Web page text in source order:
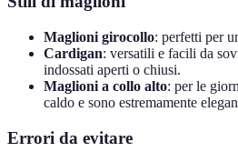
Maglioni girocollo: perfetti per
Cardigan: versatili e facili da
indossati aperti o chiusi.
Maglioni a collo alto: per le
caldo e sono estremamente
Errori da evitare